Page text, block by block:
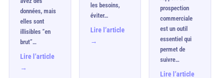
données, mais
elles sont
illisibles “en
brut”…
Lire l’article
→
les besoins,
éviter…
Lire l’article
→
prospection
commerciale
est un outil
essentiel qui
permet de
suivre…
Lire l’article